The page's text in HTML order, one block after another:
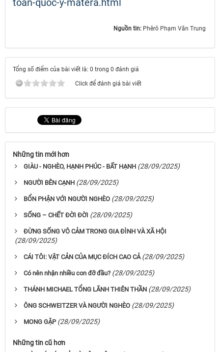
toan-quoc-y-matera.html
Nguồn tin: Phêrô Phạm Văn Trung ​​​​​​​
Tổng số điểm của bài viết là: 0 trong 0 đánh giá
Click để đánh giá bài viết
Những tin mới hơn
GIÀU - NGHÈO, HẠNH PHÚC - BẤT HẠNH (28/09/2025)
NGƯỜI BÊN CẠNH (28/09/2025)
BỔN PHẬN VỚI NGƯỜI NGHÈO (28/09/2025)
SỐNG – CHẾT ĐỜI ĐỜI (28/09/2025)
ĐỪNG SỐNG VÔ CẢM TRONG GIA ĐÌNH VÀ XÃ HỘI
(28/09/2025)
CÁI TÔI: VẬT CẢN CỦA MỤC ĐÍCH CAO CẢ (28/09/2025)
Có nên nhận nhiều con đỡ đầu? (28/09/2025)
THÁNH MICHAEL TỔNG LÃNH THIÊN THẦN (28/09/2025)
ÔNG SCHWEITZER VÀ NGƯỜI NGHÈO (28/09/2025)
MONG GẶP (28/09/2025)
Những tin cũ hơn